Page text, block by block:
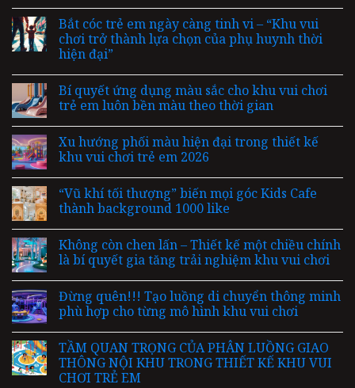
Bắt cóc trẻ em ngày càng tinh vi – “Khu vui
chơi trở thành lựa chọn của phụ huynh thời
hiện đại”
Bí quyết ứng dụng màu sắc cho khu vui chơi
trẻ em luôn bền màu theo thời gian
Xu hướng phối màu hiện đại trong thiết kế
khu vui chơi trẻ em 2026
“Vũ khí tối thượng” biến mọi góc Kids Cafe
thành background 1000 like
Không còn chen lấn – Thiết kế một chiều chính
là bí quyết gia tăng trải nghiệm khu vui chơi
Đừng quên!!! Tạo luồng di chuyển thông minh
phù hợp cho từng mô hình khu vui chơi
TẦM QUAN TRỌNG CỦA PHÂN LUỒNG GIAO
THÔNG NỘI KHU TRONG THIẾT KẾ KHU VUI
CHƠI TRẺ EM